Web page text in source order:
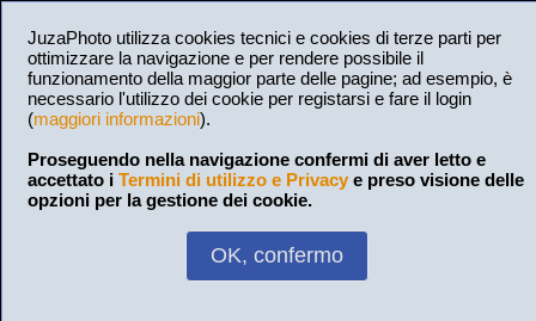
JuzaPhoto utilizza cookies tecnici e cookies di terze parti per
ottimizzare la navigazione e per rendere possibile il
funzionamento della maggior parte delle pagine; ad esempio, è
necessario l'utilizzo dei cookie per registarsi e fare il login
(maggiori informazioni).
Proseguendo nella navigazione confermi di aver letto e
accettato i Termini di utilizzo e Privacy e preso visione delle
opzioni per la gestione dei cookie.
OK, confermo